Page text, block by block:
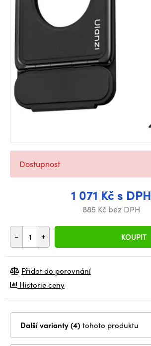
1 071 Kč s DPH
885 Kč bez DPH
- + KOUPIT
Dostupnost
Přidat do porovnání
Historie ceny
Další varianty (4) tohoto produktu